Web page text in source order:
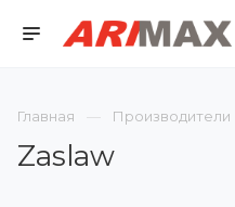
Главная Производители
Zaslaw